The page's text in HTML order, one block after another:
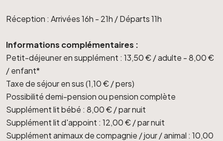
Réception : Arrivées 16h - 21h / Départs 11h
Informations complémentaires :
Petit-déjeuner en supplément : 13,50 € / adulte - 8,00 €
/ enfant*
Taxe de séjour en sus (1,10 € / pers)
Possibilité demi-pension ou pension complète
Supplément lit bébé : 8,00 € / par nuit
Supplément lit d'appoint : 12,00 € / par nuit
Supplément animaux de compagnie / jour / animal : 10,00